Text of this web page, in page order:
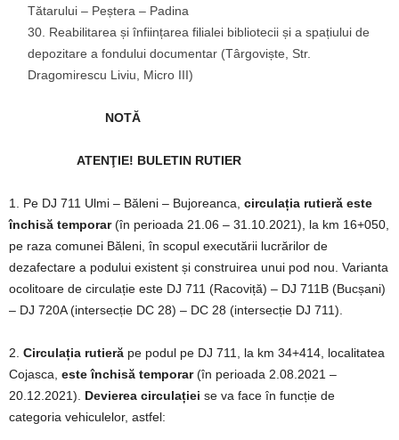
Tătarului – Peștera – Padina
Reabilitarea și înființarea filialei bibliotecii și a spațiului de
depozitare a fondului documentar (Târgoviște, Str.
Dragomirescu Liviu, Micro III)
NOTĂ
ATENŢIE! BULETIN RUTIER
1. Pe DJ 711 Ulmi – Băleni – Bujoreanca, circulația rutieră este
închisă temporar(în perioada 21.06 – 31.10.2021), la km 16+050,
pe raza comunei Băleni, în scopul executării lucrărilor de
dezafectare a podului existent și construirea unui pod nou. Varianta
ocolitoare de circulație este DJ 711 (Racoviță) – DJ 711B (Bucșani)
– DJ 720A (intersecție DC 28) – DC 28 (intersecție DJ 711).
2. Circulația rutieră pe podul pe DJ 711, la km 34+414, localitatea
Cojasca, este închisă temporar(în perioada 2.08.2021 –
20.12.2021). Devierea circulației se va face în funcție de
categoria vehiculelor, astfel: